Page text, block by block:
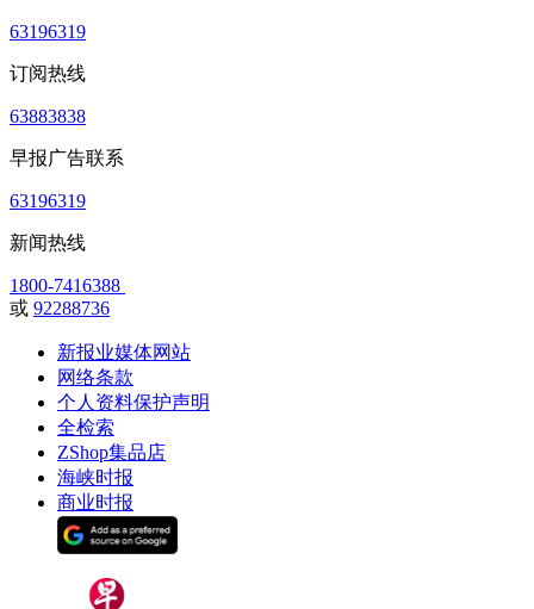
63196319
订阅热线
63883838
早报广告联系
63196319
新闻热线
1800-7416388
或 92288736
新报业媒体网站
网络条款
个人资料保护声明
全检索
ZShop集品店
海峡时报
商业时报